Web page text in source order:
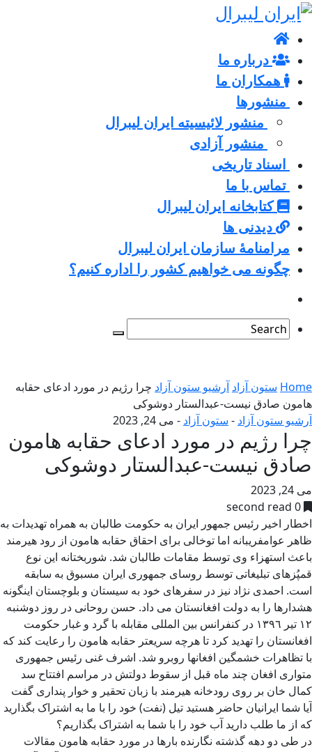
درباره ما
همکاران ما
منشورها
منشور لائیسیته ایران لیبرال
منشور آزادی
اسناد تاریخی
تماس با ما
کتابخانه ایران لیبرال
دیدنی ها
مرامنامۀ سازمان ایران لیبرال
چگونه می خواهیم کشور را اداره کنیم؟
Home ستون آزاد آرشیو ستون آزاد چرا رژیم در مورد ادعای حقابه
هامون صادق نیست-عبدالستار دوشوکی
آرشیو ستون آزاد - ستون آزاد - می 24, 2023
چرا رژیم در مورد ادعای حقابه هامون
صادق نیست-عبدالستار دوشوکی
می 24, 2023
0 second read
اخطار اخیر رئیس جمهور ایران به حکومت طالبان به همراه تهدیدات به
ظاهر عوامفریبانه اما توخالی برای احقاق حقابه هامون از رود هیرمند
باعث استهزاء وی توسط مقامات طالبان شد. شوربختانه این نوع
قمپُزهای تبلیغاتی توسط روسای جمهوری ایران مسبوق به سابقه
است. احمدی نژاد نیز در سفرهای خود به سیستان و بلوچستان اینگونه
هشدارها را به دولت افغانستان می داد. حسن روحانی در روز دوشنبه
١٢ تیر ١۳٩٦ در کنفرانس بین المللی مقابله با گرد و غبار حکومت
افغانستان را تهدید کرد تا هرچه سریعتر حقابه هامون را رعایت کند که
با تظاهرات خشمگین افغانها روبرو شد. اشرف غنی رئیس جمهوری
متواری افغان چند ماه قبل از سقوط دولتش در مراسم افتتاح سد
کمال خان بر روی رودخانه هیرمند با زبان تحقیر و خوار پنداری گفت
آیا شما ایرانیان حاضر هستید تیل (نفت) خود را با ما به اشتراک بگذارید
که از ما طلب دارید آب خود را با شما به اشتراک بگذاریم؟
در طی دو دهه گذشته نگارنده بارها در مورد حقابه هامون مقالات